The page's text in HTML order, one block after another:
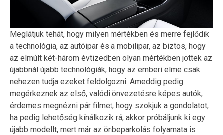
Meglátjuk tehát, hogy milyen mértékben és merre fejlődik
a technológia, az autóipar és a mobilipar, az biztos, hogy
az elmúlt két-három évtizedben olyan mértékben jöttek az
újabbnál újabb technológiák, hogy az emberi elme csak
nehezen tudja ezeket feldolgozni. Ameddig pedig
megérkeznek az első, valódi önvezetésre képes autók,
érdemes megnézni pár filmet, hogy szokjuk a gondolatot,
ha pedig lehetőség kínálkozik rá, akkor próbáljunk ki egy
újabb modellt, mert már az önbeparkolás folyamata is